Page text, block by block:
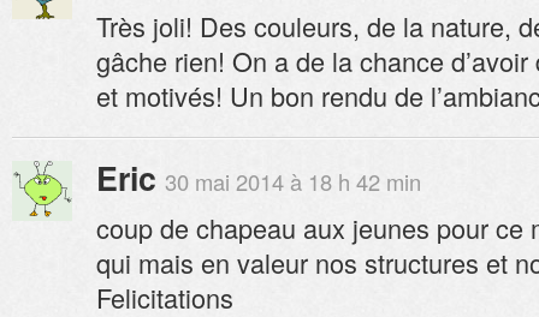
Très joli! Des couleurs, de la nature,
gâche rien! On a de la chance
et motivés! Un bon rendu de
Eric 30 mai 2014 à 18 h 42 min
coup de chapeau aux jeunes pour ce
qui mais en valeur nos structures et
Felicitations